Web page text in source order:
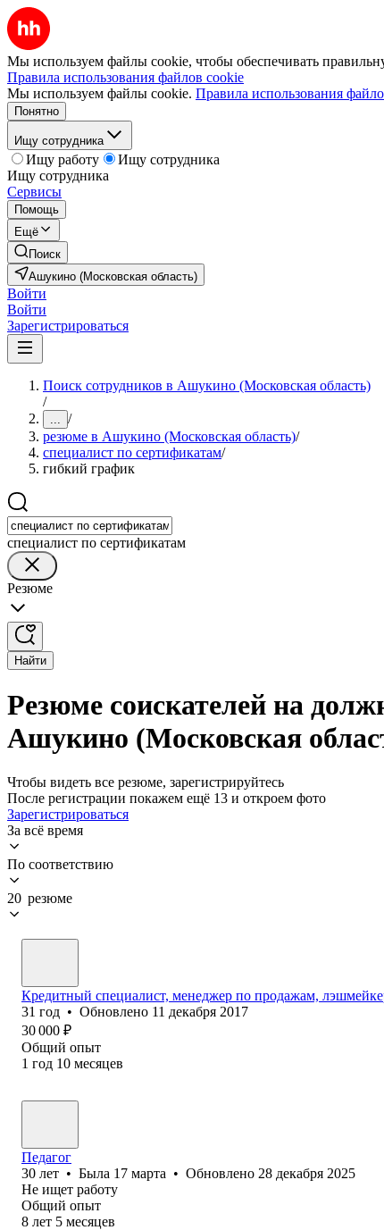
Мы используем файлы cookie, чтобы обеспечивать
Правила использования файлов cookie
Мы используем файлы cookie. Правила использования
Понятно
Ищу сотрудника
Ищу работу
Ищу сотрудника
Ищу сотрудника
Сервисы
Помощь
Ещё
Поиск
Ашукино (Московская область)
Войти
Войти
Зарегистрироваться
Поиск сотрудников в Ашукино (Московская область)
/
... /
резюме в Ашукино (Московская область)/
специалист по сертификатам/
гибкий график
специалист по сертификатам
Резюме
Найти
Резюме соискателей на
Ашукино (Московская
Чтобы видеть все резюме, зарегистрируйтесь
После регистрации покажем ещё 13 и откроем фото
Зарегистрироваться
За всё время
По соответствию
20 резюме
Кредитный специалист, менеджер по продажам,
31 год • Обновлено 11 декабря 2017
30 000 ₽
Общий опыт
1 год 10 месяцев
Педагог
30 лет • Была 17 марта • Обновлено 28 декабря 2025
Не ищет работу
Общий опыт
8 лет 5 месяцев